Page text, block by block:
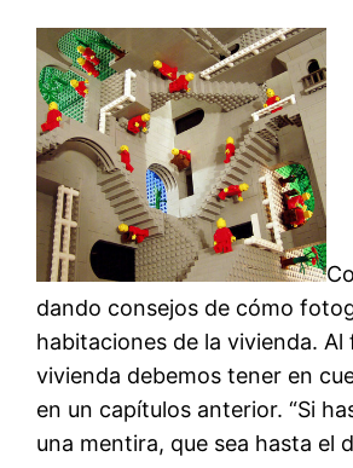
dando consejos de cómo
habitaciones de la vivienda.
vivienda debemos tener en
en un capítulos anterior. “Si
una mentira, que sea hasta el